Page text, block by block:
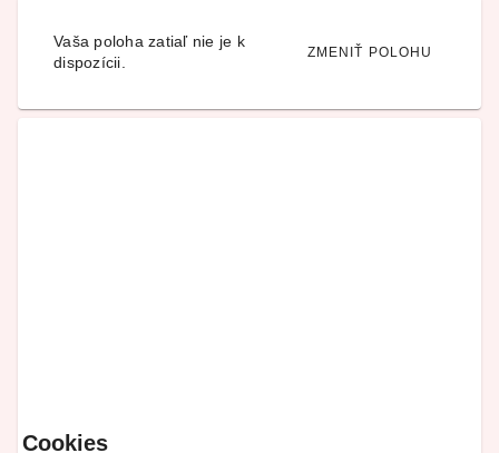
Vaša poloha zatiaľ nie je k
dispozícii.
ZMENIŤ POLOHU
Cookies